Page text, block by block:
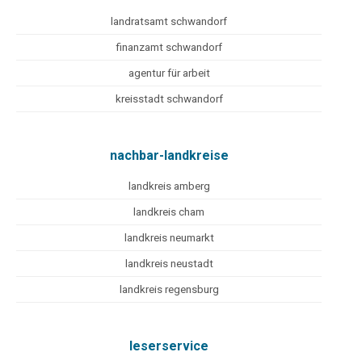
landratsamt schwandorf
finanzamt schwandorf
agentur für arbeit
kreisstadt schwandorf
nachbar-landkreise
landkreis amberg
landkreis cham
landkreis neumarkt
landkreis neustadt
landkreis regensburg
leserservice